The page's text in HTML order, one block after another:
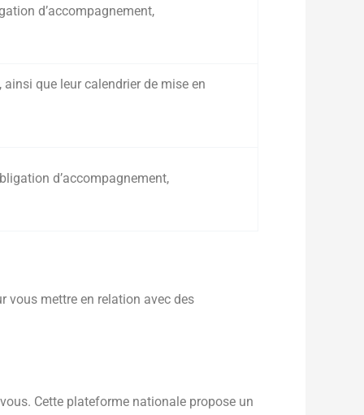
d’accompagnement,
que leur calendrier de mise en
d’accompagnement,
vous mettre en relation avec des
Cette plateforme nationale propose un